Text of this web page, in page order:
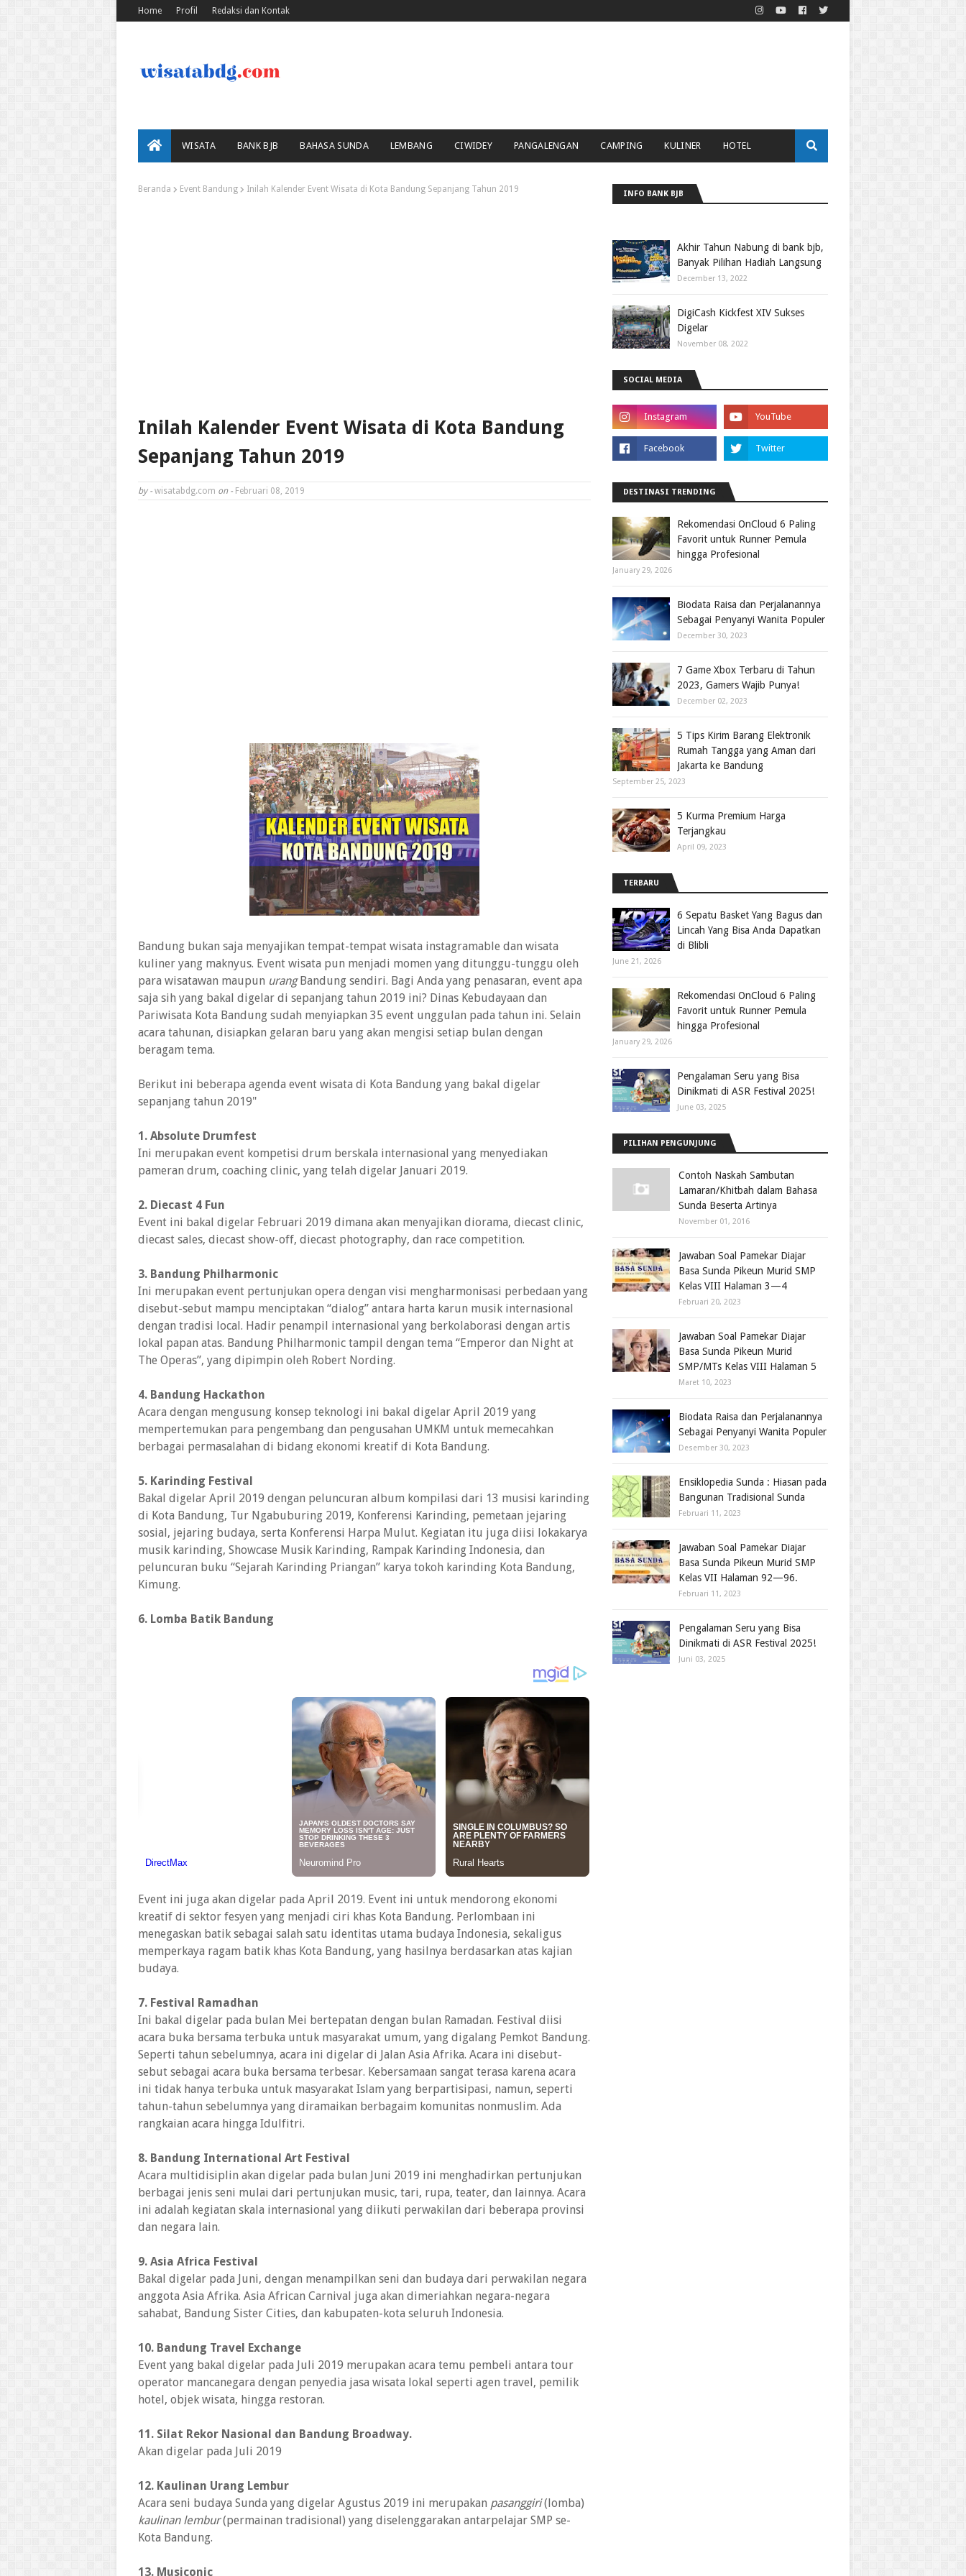
Home Profil Redaksi dan Kontak
WISATA BANK BJB BAHASA SUNDA LEMBANG CIWIDEY PANGALENGAN CAMPING KULINER HOTEL
Beranda Event Bandung Inilah Kalender Event Wisata di Kota Bandung Sepanjang Tahun 2019
Inilah Kalender Event Wisata di Kota Bandung
Sepanjang Tahun 2019
by - wisatabdg.com on - Februari 08, 2019
Bandung bukan saja menyajikan tempat-tempat wisata instagramable dan wisata
kuliner yang maknyus. Event wisata pun menjadi momen yang ditunggu-tunggu oleh
para wisatawan maupun urangBandung sendiri. Bagi Anda yang penasaran, event apa
saja sih yang bakal digelar di sepanjang tahun 2019 ini? Dinas Kebudayaan dan
Pariwisata Kota Bandung sudah menyiapkan 35 event unggulan pada tahun ini. Selain
acara tahunan, disiapkan gelaran baru yang akan mengisi setiap bulan dengan
beragam tema.
Berikut ini beberapa agenda event wisata di Kota Bandung yang bakal digelar
sepanjang tahun 2019"
1. Absolute Drumfest
Ini merupakan event kompetisi drum berskala internasional yang menyediakan
pameran drum, coaching clinic, yang telah digelar Januari 2019.
2. Diecast 4 Fun
Event ini bakal digelar Februari 2019 dimana akan menyajikan diorama, diecast clinic,
diecast sales, diecast show-off, diecast photography, dan race competition.
3. Bandung Philharmonic
Ini merupakan event pertunjukan opera dengan visi mengharmonisasi perbedaan yang
disebut-sebut mampu menciptakan “dialog” antara harta karun musik internasional
dengan tradisi local. Hadir penampil internasional yang berkolaborasi dengan artis
lokal papan atas. Bandung Philharmonic tampil dengan tema “Emperor dan Night at
The Operas”, yang dipimpin oleh Robert Nording.
4. Bandung Hackathon
Acara dengan mengusung konsep teknologi ini bakal digelar April 2019 yang
mempertemukan para pengembang dan pengusahan UMKM untuk memecahkan
berbagai permasalahan di bidang ekonomi kreatif di Kota Bandung.
5. Karinding Festival
Bakal digelar April 2019 dengan peluncuran album kompilasi dari 13 musisi karinding
di Kota Bandung, Tur Ngabuburing 2019, Konferensi Karinding, pemetaan jejaring
sosial, jejaring budaya, serta Konferensi Harpa Mulut. Kegiatan itu juga diisi lokakarya
musik karinding, Showcase Musik Karinding, Rampak Karinding Indonesia, dan
peluncuran buku “Sejarah Karinding Priangan” karya tokoh karinding Kota Bandung,
Kimung.
6. Lomba Batik Bandung
Event ini juga akan digelar pada April 2019. Event ini untuk mendorong ekonomi
kreatif di sektor fesyen yang menjadi ciri khas Kota Bandung. Perlombaan ini
menegaskan batik sebagai salah satu identitas utama budaya Indonesia, sekaligus
memperkaya ragam batik khas Kota Bandung, yang hasilnya berdasarkan atas kajian
budaya.
7. Festival Ramadhan
Ini bakal digelar pada bulan Mei bertepatan dengan bulan Ramadan. Festival diisi
acara buka bersama terbuka untuk masyarakat umum, yang digalang Pemkot Bandung.
Seperti tahun sebelumnya, acara ini digelar di Jalan Asia Afrika. Acara ini disebut-
sebut sebagai acara buka bersama terbesar. Kebersamaan sangat terasa karena acara
ini tidak hanya terbuka untuk masyarakat Islam yang berpartisipasi, namun, seperti
tahun-tahun sebelumnya yang diramaikan berbagaim komunitas nonmuslim. Ada
rangkaian acara hingga Idulfitri.
8. Bandung International Art Festival
Acara multidisiplin akan digelar pada bulan Juni 2019 ini menghadirkan pertunjukan
berbagai jenis seni mulai dari pertunjukan music, tari, rupa, teater, dan lainnya. Acara
ini adalah kegiatan skala internasional yang diikuti perwakilan dari beberapa provinsi
dan negara lain.
9. Asia Africa Festival
Bakal digelar pada Juni, dengan menampilkan seni dan budaya dari perwakilan negara
anggota Asia Afrika. Asia African Carnival juga akan dimeriahkan negara-negara
sahabat, Bandung Sister Cities, dan kabupaten-kota seluruh Indonesia.
10. Bandung Travel Exchange
Event yang bakal digelar pada Juli 2019 merupakan acara temu pembeli antara tour
operator mancanegara dengan penyedia jasa wisata lokal seperti agen travel, pemilik
hotel, objek wisata, hingga restoran.
11. Silat Rekor Nasional dan Bandung Broadway.
Akan digelar pada Juli 2019
12. Kaulinan Urang Lembur
Acara seni budaya Sunda yang digelar Agustus 2019 ini merupakan pasanggiri(lomba)
kaulinan lembur(permainan tradisional) yang diselenggarakan antarpelajar SMP se-
Kota Bandung.
13. Musiconic
INFO BANK BJB
Akhir Tahun Nabung di bank bjb,
Banyak Pilihan Hadiah Langsung
December 13, 2022
DigiCash Kickfest XIV Sukses
Digelar
November 08, 2022
SOCIAL MEDIA
DESTINASI TRENDING
Rekomendasi OnCloud 6 Paling
Favorit untuk Runner Pemula
hingga Profesional
January 29, 2026
Biodata Raisa dan Perjalanannya
Sebagai Penyanyi Wanita Populer
December 30, 2023
7 Game Xbox Terbaru di Tahun
2023, Gamers Wajib Punya!
December 02, 2023
5 Tips Kirim Barang Elektronik
Rumah Tangga yang Aman dari
Jakarta ke Bandung
September 25, 2023
5 Kurma Premium Harga
Terjangkau
April 09, 2023
TERBARU
6 Sepatu Basket Yang Bagus dan
Lincah Yang Bisa Anda Dapatkan
di Blibli
June 21, 2026
Rekomendasi OnCloud 6 Paling
Favorit untuk Runner Pemula
hingga Profesional
January 29, 2026
Pengalaman Seru yang Bisa
Dinikmati di ASR Festival 2025!
June 03, 2025
PILIHAN PENGUNJUNG
Contoh Naskah Sambutan
Lamaran/Khitbah dalam Bahasa
Sunda Beserta Artinya
November 01, 2016
Jawaban Soal Pamekar Diajar
Basa Sunda Pikeun Murid SMP
Kelas VIII Halaman 3—4
Februari 20, 2023
Jawaban Soal Pamekar Diajar
Basa Sunda Pikeun Murid
SMP/MTs Kelas VIII Halaman 5
Maret 10, 2023
Biodata Raisa dan Perjalanannya
Sebagai Penyanyi Wanita Populer
Desember 30, 2023
Ensiklopedia Sunda : Hiasan pada
Bangunan Tradisional Sunda
Februari 11, 2023
Jawaban Soal Pamekar Diajar
Basa Sunda Pikeun Murid SMP
Kelas VII Halaman 92—96.
Februari 11, 2023
Pengalaman Seru yang Bisa
Dinikmati di ASR Festival 2025!
Juni 03, 2025